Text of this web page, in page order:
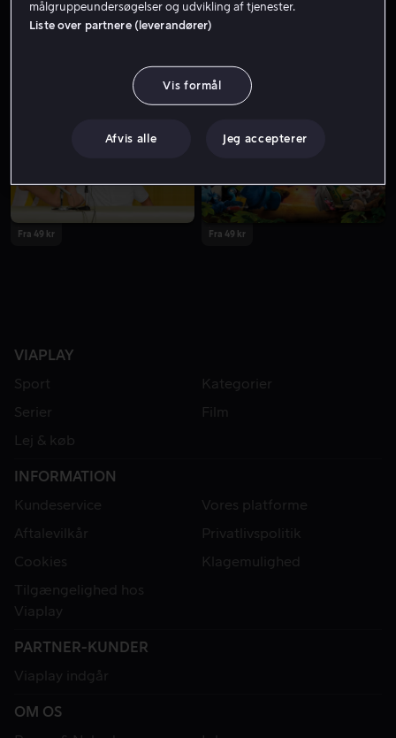
Fra 55 kr
Fra 49 kr Fra 49 kr
VIAPLAY
Sport
Kategorier
Serier
Film
Lej & køb
INFORMATION
Kundeservice
Vores platforme
Aftalevilkår
Privatlivspolitik
Cookies
Klagemulighed
Tilgængelighed hos
Viaplay
PARTNER-KUNDER
Viaplay indgår
OM OS
målgruppeundersøgelser og udvikling af tjenester.
Liste over partnere (leverandører)
Vis formål
Afvis alle Jeg accepterer